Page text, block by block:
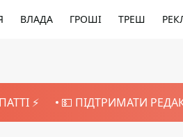
ВЛАДА ГРОШІ ТРЕШ
⚡️ 💵 ПІДТРИМАТИ